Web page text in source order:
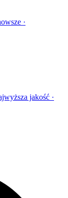
·
jakość ·